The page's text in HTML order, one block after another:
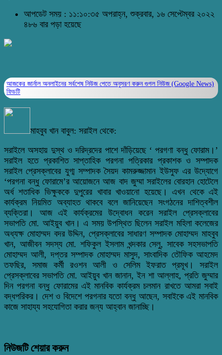
আপডেট সময় : ১১:১০:৩৫ অপরাহ্ন, শুক্রবার, ১৬ সেপ্টেম্বর ২০২২
৪৮৬ বার পড়া হয়েছে
আজকের জার্নাল অনলাইনের সর্বশেষ নিউজ পেতে অনুসরণ করুন গুগল নিউজ (Google News)
ফিডটি
মাহবুব খান বাবুল: সরাইল থেকে:
সরাইলে অসহায় দুস্থ ও দরিদ্রদের পাশে দাঁড়িয়েছে ‘ পরগণা বন্ধু ফোরাম।’
সরাইল হতে প্রকাশিত সাপ্তাহিক পরগনা পত্রিকার প্রকাশক ও সম্পাদক
সরাইল প্রেসক্লাবের যুগ্ম সম্পাদক সৈয়দ কামরুজ্জামান ইউসুফ এর উদ্যোগে
‘পরগনা বন্ধু ফোরামে’র আয়োজনে আজ বাদ জুম্মা সরাইলের বোরহান হোটেলে
অর্ধ শতাধিক ভিক্ষুককে দুপুরের খাবার খাওয়ানো হয়েছে। এখন থেকে এই
কার্যক্রম নিয়মিত অব্যাহত থাকবে বলে জানিয়েছেন সংগঠনের দাশিত্বশীল
ব্যক্তিরা। আজ এই কার্যক্রমের উদ্বোধন করেন সরাইল প্রেসক্লাবের
সভাপতি মো. আইয়ুব খান। এ সময় উপস্থিত ছিলেন সরাইল মহিলা কলেজের
অধ্যক্ষ মোহাম্মদ বদর উদ্দিন, প্রেসক্লাবের সাধারণ সম্পাদক মোহাম্মদ মাহবুব
খান, আজীবন সদস্য মো. শফিকুল ইসলাম খন্দকার সেলু, সাবেক সহসভাপতি
মোহাম্মদ আলী, দপ্তর সম্পাদক মোহাম্মদ মাসুদ, সাংবাদিক তৌফিক আহমেদ
তফছির, সমাজ কর্মী রওশন আলী ও সেলিম ইফরাত প্রমূখ। সরাইল
প্রেসক্লাবের সভাপতি মো. আইয়ুব খান জানান, ইন শা আল্লাহ, প্রতি জুম্মার
দিন পরগনা বন্ধু ফোরামের এই মানবিক কার্যক্রম চলমান রাখতে আমরা সবাই
বদ্ধপরিকর। দেশ ও বিদেশে পরগনার যতো বন্ধু আছেন, সবাইকে এই মানবিক
কাজে সাহায্য সহযোগিতা করার জন্য আহ্বান জানাচ্ছি।
নিউজটি শেয়ার করুন